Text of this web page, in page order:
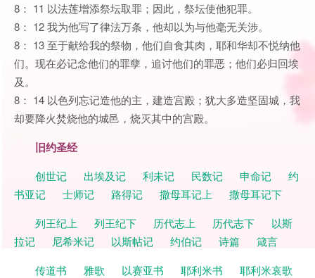
8： 11 以法莲增添祭坛取罪；因此，祭坛使他犯罪。
8： 12 我为他写了律法万条，他却以为与他毫无关涉。
8： 13 至于献给我的祭物，他们自食其肉，耶和华却不悦纳他
们。现在必记念他们的罪孽，追讨他们的罪恶；他们必归回埃
及。
8： 14 以色列忘记造他的主，建造宫殿；犹大多造坚固城，我
却要降火焚烧他的城邑，烧灭其中的宫殿。
旧约圣经
创世记 出埃及记 利未记 民数记 申命记
约
书亚记
士师记 路得记 撒母耳记上
撒母耳记下
列王纪上
列王纪下 历代志上 历代志下
以斯
拉记
尼希米记 以斯帖记 约伯记 诗篇
箴言
传道书
雅歌 以赛亚书 耶利米书
耶利米哀歌